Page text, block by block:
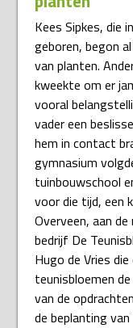
Kees Sipkes, die
geboren, begon
van planten.
kweekte om er
vooral
vader een
hem in contact
gymnasium
tuinbouwschool
voor die tijd, een
Overveen, aan
bedrijf De
Hugo de Vries
teunisbloemen
van de
de beplanting